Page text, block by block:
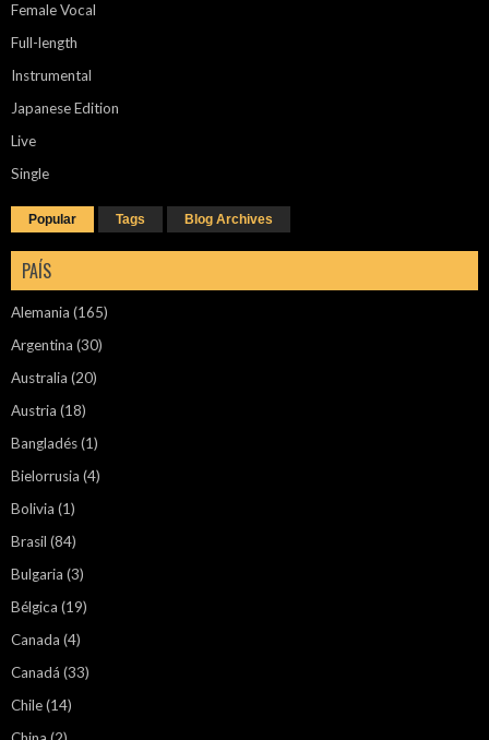
Female Vocal
Full-length
Instrumental
Japanese Edition
Live
Single
Popular Tags Blog Archives
PAÍS
Alemania (165)
Argentina (30)
Australia (20)
Austria (18)
Bangladés(1)
Bielorrusia (4)
Bolivia (1)
Brasil (84)
Bulgaria (3)
Bélgica (19)
Canada (4)
Canadá (33)
Chile(14)